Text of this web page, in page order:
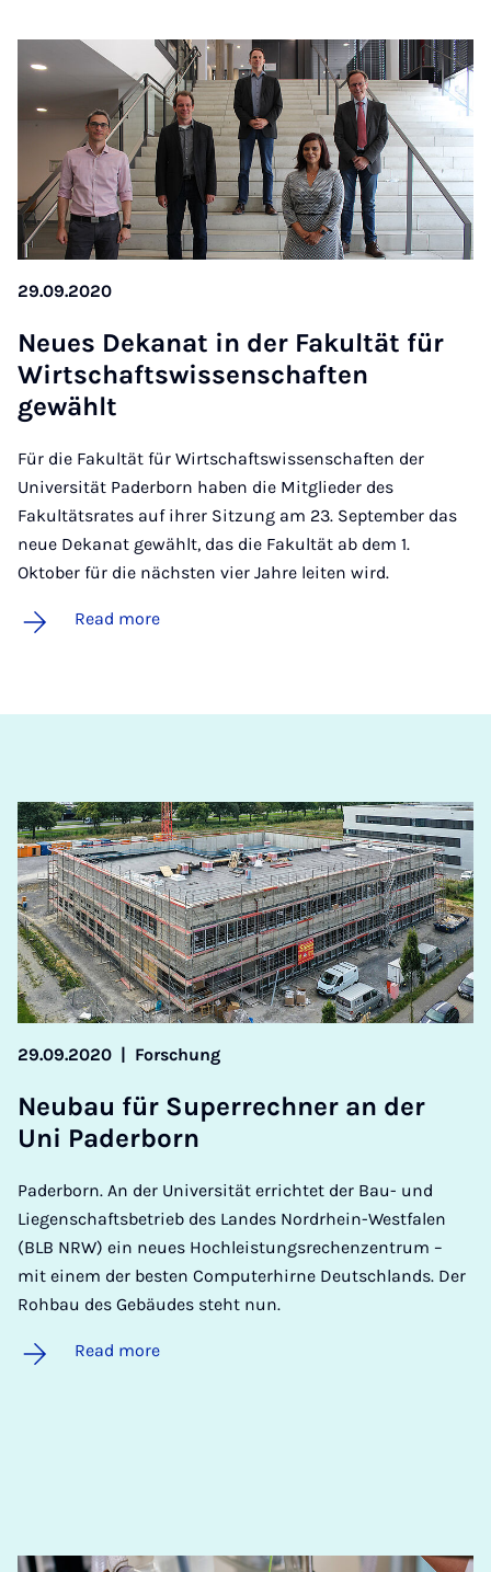
29.09.2020
Neues Dekanat in der Fak­ultät für
Wirtschaft­swis­senschaften
gewählt
Für die Fakultät für Wirtschaftswissenschaften der
Universität Paderborn haben die Mitglieder des
Fakultätsrates auf ihrer Sitzung am 23. September das
neue Dekanat gewählt, das die Fakultät ab dem 1.
Oktober für die nächsten vier Jahre leiten wird.
Read more
29.09.2020 Forschung
Neubau für Su­per­rech­ner an der
Uni Pader­born
Paderborn. An der Universität errichtet der Bau- und
Liegenschaftsbetrieb des Landes Nordrhein-Westfalen
(BLB NRW) ein neues Hochleistungsrechenzentrum –
mit einem der besten Computerhirne Deutschlands. Der
Rohbau des Gebäudes steht nun.
Read more